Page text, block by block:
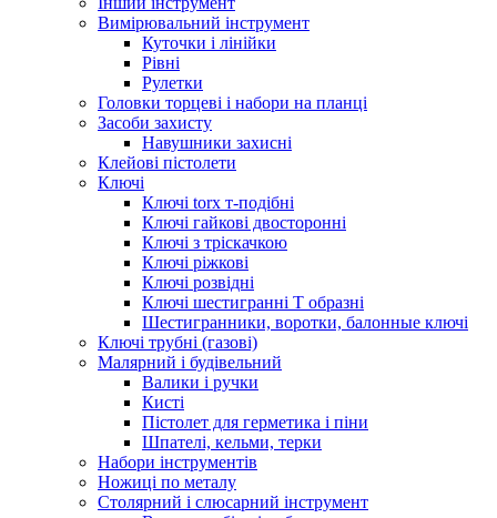
Вимірювальний інструмент
Куточки і лінійки
Рівні
Рулетки
Головки торцеві і набори на планці
Засоби захисту
Навушники захисні
Клейові пістолети
Ключі
Ключі torx т-подібні
Ключі гайкові двосторонні
Ключі з тріскачкою
Ключі ріжкові
Ключі розвідні
Ключі шестигранні Т образні
Шестигранники, воротки, балонные ключі
Ключі трубні (газові)
Малярний і будівельний
Валики і ручки
Кисті
Пістолет для герметика і піни
Шпателі, кельми, терки
Набори інструментів
Ножиці по металу
Столярний і слюсарний інструмент